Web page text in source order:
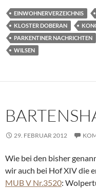
EINWOHNERVERZEICHNIS
KLOSTER DOBERAN
PARKENTINER NACHRICHTEN
WILSEN
29. FEBRUAR 2012
Wie bei den bisher
wir auch bei Hof XIV die
MUB V Nr.3520: